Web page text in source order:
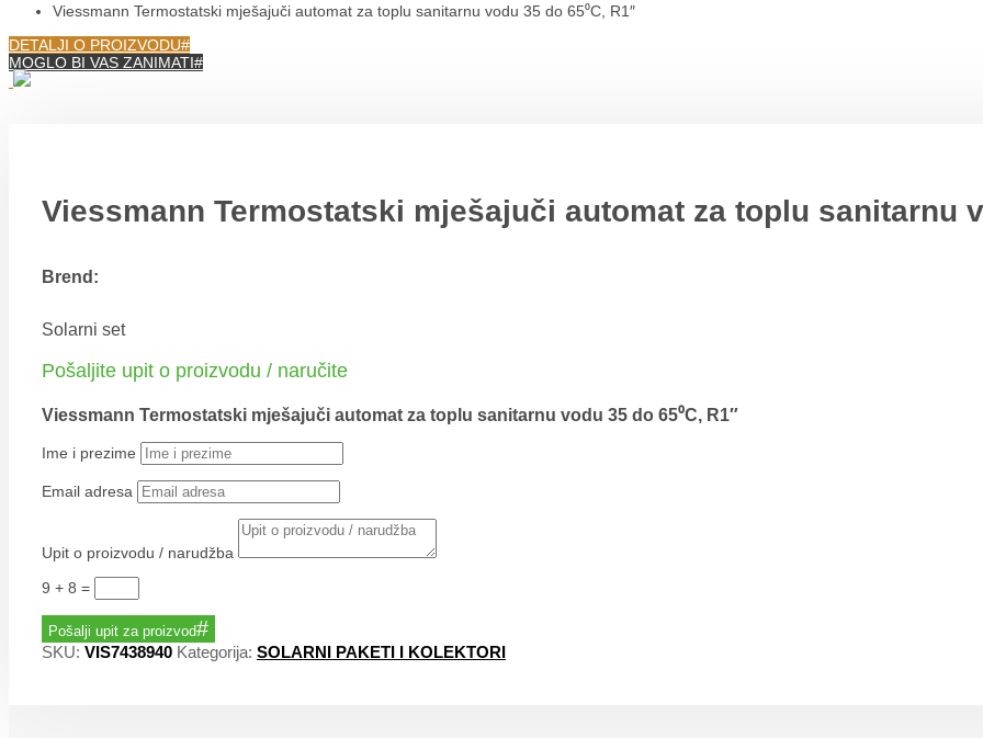
Viessmann Termostatski mješajuči automat za toplu sanitarnu vodu 35 do 65⁰C, R1″
DETALJI O PROIZVODU
MOGLO BI VAS ZANIMATI
Viessmann Termostatski mješajuči automat za toplu sanitarnu
Brend:
Solarni set
Pošaljite upit o proizvodu / naručite
Viessmann Termostatski mješajuči automat za toplu sanitarnu vodu 35 do 65⁰C, R1″
Ime i prezime
Email adresa
Upit o proizvodu / narudžba
9 + 8 =
Pošalji upit za proizvod
SKU: VIS7438940 Kategorija: SOLARNI PAKETI I KOLEKTORI